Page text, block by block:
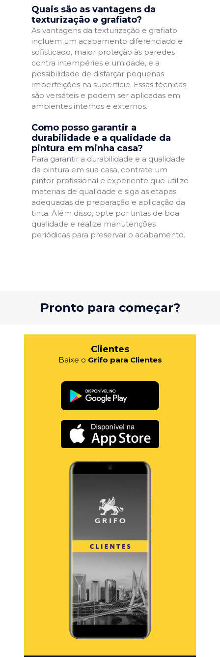
Quais são as vantagens da
texturização e grafiato?
As vantagens da texturização e grafiato
incluem um acabamento diferenciado e
sofisticado, maior proteção às paredes
contra intempéries e umidade, e a
possibilidade de disfarçar pequenas
imperfeições na superfície. Essas técnicas
são versáteis e podem ser aplicadas em
ambientes internos e externos.
Como posso garantir a
durabilidade e a qualidade da
pintura em minha casa?
Para garantir a durabilidade e a qualidade
da pintura em sua casa, contrate um
pintor profissional e experiente que utilize
materiais de qualidade e siga as etapas
adequadas de preparação e aplicação da
tinta. Além disso, opte por tintas de boa
qualidade e realize manutenções
periódicas para preservar o acabamento.
Pronto para começar?
Clientes
Baixe o Grifo para Clientes